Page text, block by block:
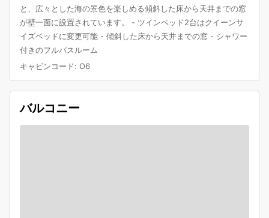
と、広々とした海の景色を楽しめる傾斜した床から天井までの窓
が壁一面に設置されています。 - ツインベッド2台はクイーンサ
イズベッドに変更可能 - 傾斜した床から天井までの窓 - シャワー
付きのフルバスルーム
キャビンコード: O6
バルコニー